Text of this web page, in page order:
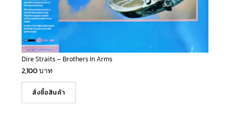
Dire Straits – Brothers In Arms
2,100บาท
สั่งซื้อสินค้า